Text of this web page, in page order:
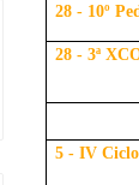
28 - 10º
28 - 3ª
5 - IV